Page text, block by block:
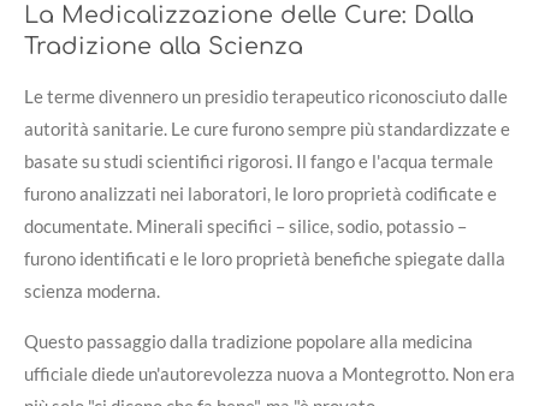
La Medicalizzazione delle Cure: Dalla
Tradizione alla Scienza
Le terme divennero un presidio terapeutico riconosciuto dalle
autorità sanitarie. Le cure furono sempre più standardizzate e
basate su studi scientifici rigorosi. Il fango e l'acqua termale
furono analizzati nei laboratori, le loro proprietà codificate e
documentate. Minerali specifici – silice, sodio, potassio –
furono identificati e le loro proprietà benefiche spiegate dalla
scienza moderna.
Questo passaggio dalla tradizione popolare alla medicina
ufficiale diede un'autorevolezza nuova a Montegrotto. Non era